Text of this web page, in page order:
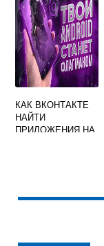
КАК ВКОНТАКТЕ
НАЙТИ
ПРИЛОЖЕНИЯ НА